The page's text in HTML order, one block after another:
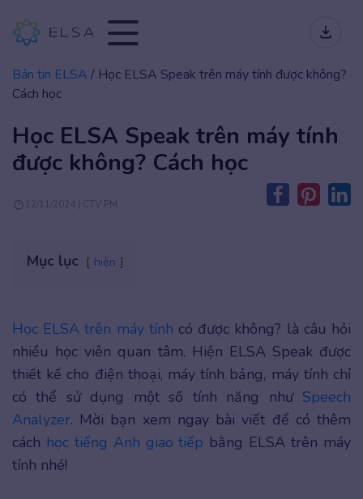
Bản tin ELSA / Học ELSA Speak trên máy tính được không?
Cách học
Học ELSA Speak trên máy tính
được không? Cách học
12/11/2024 | CTV PM
Mục lục hiện
Học ELSA trên máy tính có được không? là câu hỏi
nhiều học viên quan tâm. Hiện ELSA Speak được
thiết kế cho điện thoại, máy tính bảng, máy tính chỉ
có thể sử dụng một số tính năng như Speech
Analyzer. Mời bạn xem ngay bài viết để có thêm
cách học tiếng Anh giao tiếp bằng ELSA trên máy
tính nhé!